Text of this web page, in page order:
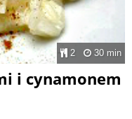
2 30 min
i cynamonem